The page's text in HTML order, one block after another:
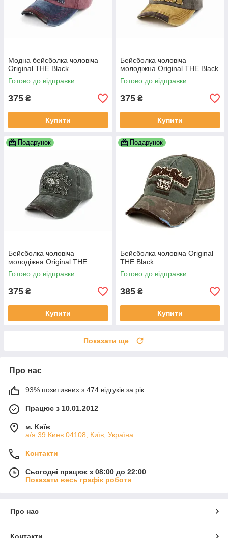
Модна бейсболка чоловіча
Original THE Black
Готово до відправки
375 ₴
Купити
Бейсболка чоловіча
молодіжна Original THE Black
Готово до відправки
375 ₴
Купити
Подарунок
Бейсболка чоловіча
молодіжна Original THE
Готово до відправки
375 ₴
Купити
Подарунок
Бейсболка чоловіча Original
THE Black
Готово до відправки
385 ₴
Купити
Показати ще
Про нас
93% позитивних з 474 відгуків за рік
Працює з 10.01.2012
м. Київ
а/я 39 Киев 04108, Київ, Україна
Контакти
Сьогодні працює з 08:00 до 22:00
Показати весь графік роботи
Про нас